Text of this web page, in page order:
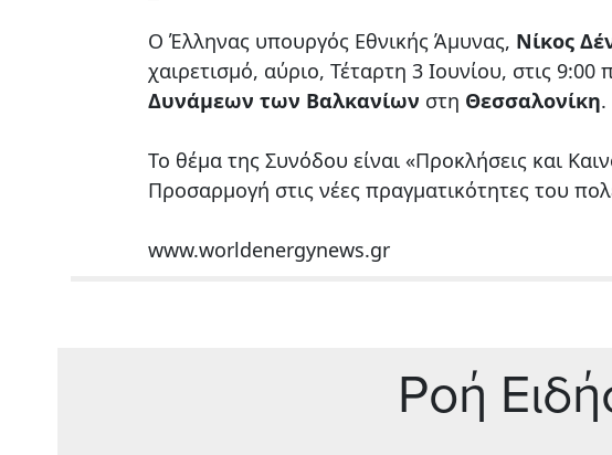
Ο Έλληνας υπουργός Εθνικής Άμυνας, Νίκος
χαιρετισμό, αύριο, Τέταρτη 3 Ιουνίου, στις 9:00
Δυνάμεων των Βαλκανίων στη Θεσσαλονίκη.
Το θέμα της Συνόδου είναι «Προκλήσεις και
Προσαρμογή στις νέες πραγματικότητες του
www.worldenergynews.gr
Ρoή